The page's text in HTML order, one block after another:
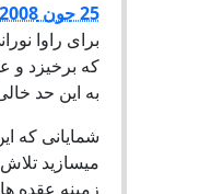
25 جون 2008, 03:57
برای راوا
که برخیزد و
به این حد
شمایانی که
میسازید تلاش
زمینه عقده